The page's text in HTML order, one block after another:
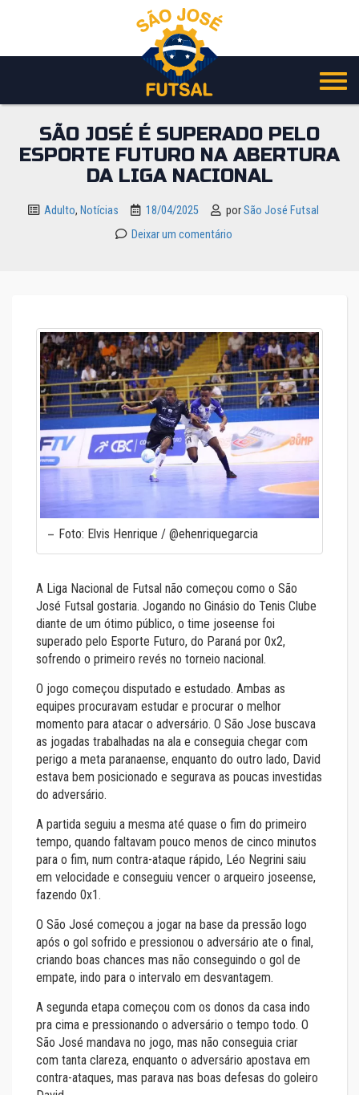
o
SÃO JOSÉ É SUPERADO PELO
ESPORTE FUTURO NA ABERTURA
DA LIGA NACIONAL
Adulto, Notícias 18/04/2025 porSão José Futsal
Deixar um comentário
Foto: Elvis Henrique / @ehenriquegarcia
A Liga Nacional de Futsal não começou como o São
José Futsal gostaria. Jogando no Ginásio do Tenis Clube
diante de um ótimo público, o time joseense foi
superado pelo Esporte Futuro, do Paraná por 0x2,
sofrendo o primeiro revés no torneio nacional.
O jogo começou disputado e estudado. Ambas as
equipes procuravam estudar e procurar o melhor
momento para atacar o adversário. O São Jose buscava
as jogadas trabalhadas na ala e conseguia chegar com
perigo a meta paranaense, enquanto do outro lado, David
estava bem posicionado e segurava as poucas investidas
do adversário.
A partida seguiu a mesma até quase o fim do primeiro
tempo, quando faltavam pouco menos de cinco minutos
para o fim, num contra-ataque rápido, Léo Negrini saiu
em velocidade e conseguiu vencer o arqueiro joseense,
fazendo 0x1.
O São José começou a jogar na base da pressão logo
após o gol sofrido e pressionou o adversário ate o final,
criando boas chances mas não conseguindo o gol de
empate, indo para o intervalo em desvantagem.
A segunda etapa começou com os donos da casa indo
pra cima e pressionando o adversário o tempo todo. O
São José mandava no jogo, mas não conseguia criar
com tanta clareza, enquanto o adversário apostava em
contra-ataques, mas parava nas boas defesas do goleiro